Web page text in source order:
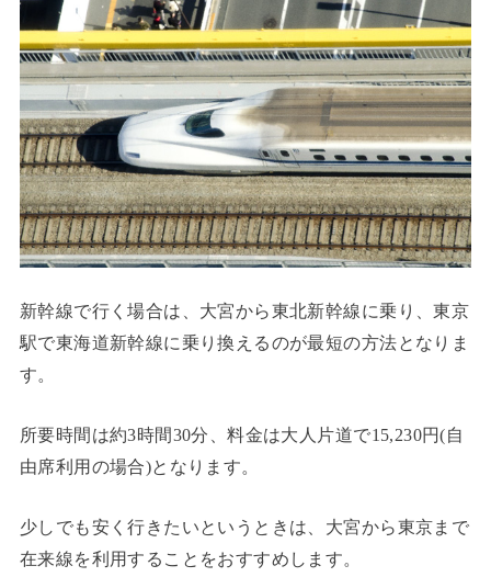
新幹線で行く場合は、大宮から東北新幹線に乗り、東京
駅で東海道新幹線に乗り換えるのが最短の方法となりま
す。
所要時間は約3時間30分、料金は大人片道で15,230円(自
由席利用の場合)となります。
少しでも安く行きたいというときは、大宮から東京まで
在来線を利用することをおすすめします。